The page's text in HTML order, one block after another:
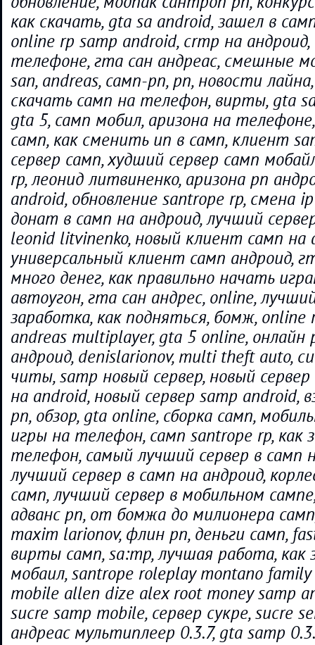
как скачать, gta sa android, зашел в
online rp samp android, crmp на
телефоне, гта сан андреас, смешные
san, andreas, самп-рп, рп, новости
скачать самп на телефон, вирты, gta
gta 5, самп мобил, аризона на
самп, как сменить ип в самп, клиент
сервер самп, худший сервер самп
rp, леонид литвиненко, аризона рп
android, обновление santrope rp, смена
донат в самп на андроид, лучший
leonid litvinenko, новый клиент самп на
универсальный клиент самп андроид,
много денег, как правильно начать
автоугон, гта сан андрес, online,
заработка, как подняться, бомж, online
andreas multiplayer, gta 5 online, онлайн
андроид, denislarionov, multi theft auto,
читы, samp новый сервер, новый
на android, новый сервер samp android,
рп, обзор, gta online, сборка самп,
игры на телефон, самп santrope rp, как
телефон, самый лучший сервер в самп
лучший сервер в самп на андроид,
самп, лучший сервер в мобильном
адванс рп, от бомжа до милионера
maxim larionov, флин рп, деньги самп,
вирты самп, sa:mp, лучшая работа, как
мобаил, santrope roleplay montano
mobile allen dize alex root money samp
sucre samp mobile, сервер сукре, sucre
андреас мультиплеер 0.3.7, gta samp